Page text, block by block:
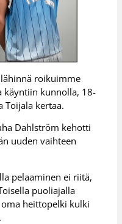
roikuimme
käyntiin kunnolla, 18-
Toijala kertaa.
Dahlström kehotti
uuden vaihteen
pelaaminen ei riitä,
puoliajalla
heittopelki kulki